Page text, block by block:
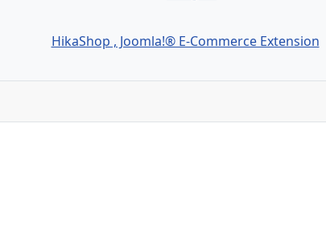
HikaShop , Joomla!® E-Commerce Extension